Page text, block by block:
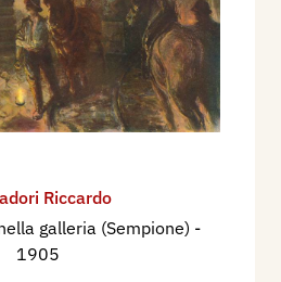
Riccardo
galleria (Sempione) -
1905